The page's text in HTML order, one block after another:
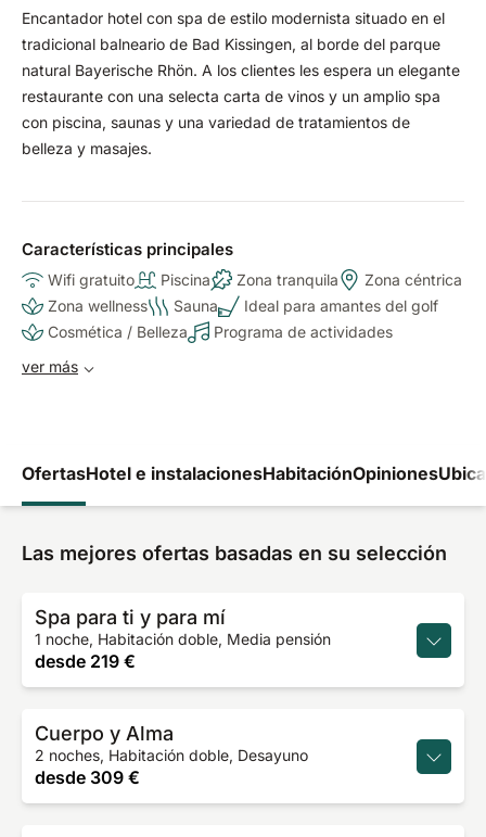
Encantador hotel con spa de estilo modernista situado en el
tradicional balneario de Bad Kissingen, al borde del parque
natural Bayerische Rhön. A los clientes les espera un elegante
restaurante con una selecta carta de vinos y un amplio spa
con piscina, saunas y una variedad de tratamientos de
belleza y masajes.
Características principales
Wifi gratuito Piscina Zona tranquila
Zona céntrica
Zona wellness
Sauna
Ideal para amantes del golf
Cosmética / Belleza
Programa de actividades
ver más
OfertasHotel e instalacionesHabitaciónOpiniones
Las mejores ofertas basadas en su selección
Spa para ti y para mí
1 noche, Habitación doble, Media pensión
desde 219 €
Cuerpo y Alma
2 noches, Habitación doble, Desayuno
desde 309 €